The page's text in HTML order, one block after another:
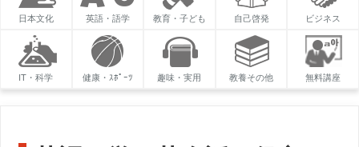
日本文化 英語・語学 教育・子ども 自己啓発 ビジネス
IT・科学 健康・ｽﾎﾟｰﾂ 趣味・実用 教養その他 無料講座